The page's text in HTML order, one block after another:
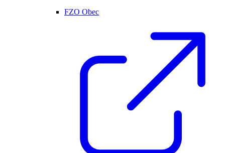
FZO Obec